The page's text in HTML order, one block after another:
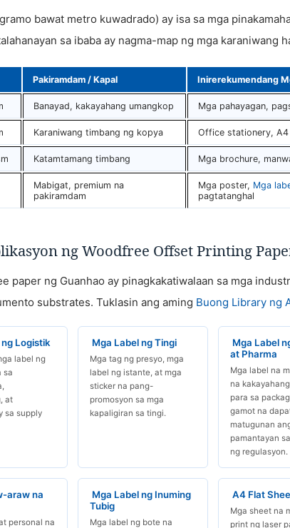
bawat metro kuwadrado) ay isa sa mga
sa ibaba ay nagma-map ng mga karaniwang
Pakiramdam / Kapal Inirerekumendang
Banayad, kakayahang umangkop Mga pahayagan,
Karaniwang timbang ng kopya Office stationery, A4
Katamtamang timbang Mga brochure,
Mabigat, premium na
pakiramdam
Mga poster, Mga
pagtatanghal
ng Woodfree Offset Printing
paper ng Guanhao ay pinagkakatiwalaan sa mga
substrates. Tuklasin ang aming Buong Library ng
Logistik
label ng
sa
at
sa supply
Mga Label ng Tingi
Mga tag ng presyo, mga
label ng istante, at mga
sticker na pang-
promosyon sa mga
kapaligiran sa tingi.
Mga Label
at Pharma
Mga label na
na
para sa
gamot na
matugunan
pamantayan
ng regulasyon.
araw na
personal na
Mga Label ng Inuming
Tubig
Mga label ng bote na
A4 Flat
Mga sheet na
print ng laser